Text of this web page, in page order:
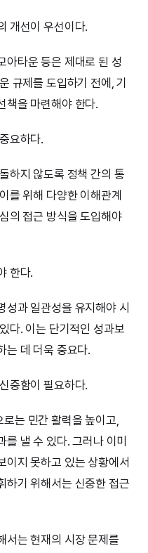
개선이 우선이다.
아타운 등은 제대로 된 성
규제를 도입하기 전에, 기
책을 마련해야 한다.
요하다.
하지 않도록 정책 간의 통
를 위해 다양한 이해관계
의 접근 방식을 도입해야
한다.
성과 일관성을 유지해야 시
다. 이는 단기적인 성과보
는 데 더욱 중요다.
중함이 필요하다.
는 민간 활력을 높이고,
낼 수 있다. 그러나 이미
이지 못하고 있는 상황에서
하기 위해서는 신중한 접근
서는 현재의 시장 문제를